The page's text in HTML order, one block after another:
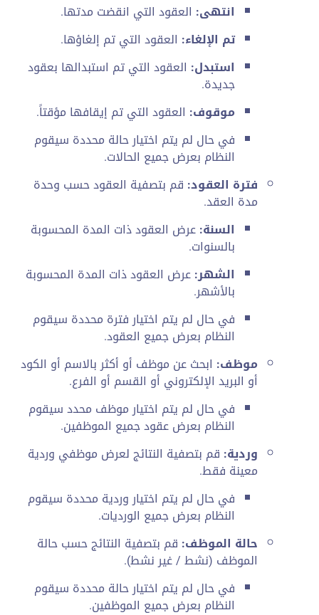
انتهى: العقود التي انقضت مدتها.
تم الإلغاء: العقود التي تم إلغاؤها.
استبدل: العقود التي تم استبدالها بعقود
جديدة.
موقوف: العقود التي تم إيقافها مؤقتاً.
في حال لم يتم اختيار حالة محددة سيقوم
النظام بعرض جميع الحالات.
فترة العقود: قم بتصفية العقود حسب وحدة
مدة العقد.
السنة:عرض العقود ذات المدة المحسوبة
بالسنوات.
الشهر:عرض العقود ذات المدة المحسوبة
بالأشهر.
في حال لم يتم اختيار فترة محددة سيقوم
النظام بعرض جميع العقود.
موظف: ابحث عن موظف أو أكثر بالاسم أو الكود
أو البريد الإلكتروني أو القسم أو الفرع.
في حال لم يتم اختيار موظف محدد سيقوم
النظام بعرض عقود جميع الموظفين.
وردية: قم بتصفية النتائج لعرض موظفي وردية
معينة فقط.
في حال لم يتم اختيار وردية محددة سيقوم
النظام بعرض جميع الورديات.
حالة الموظف: قم بتصفية النتائج حسب حالة
الموظف (نشط / غير نشط).
في حال لم يتم اختيار حالة محددة سيقوم
النظام بعرض جميع الموظفين.